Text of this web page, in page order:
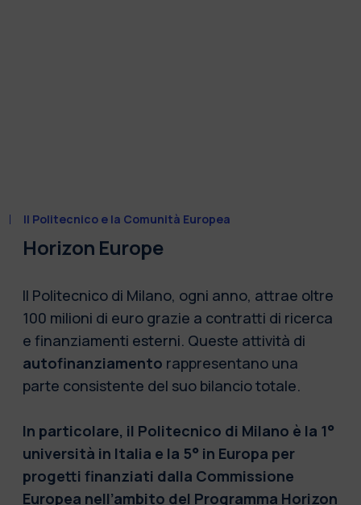
Il Politecnico e la Comunità Europea
Horizon Europe
Il Politecnico di Milano, ogni anno, attrae oltre
100 milioni di euro grazie a contratti di ricerca
e finanziamenti esterni. Queste attività di
autofinanziamento rappresentano una
parte consistente del suo bilancio totale.
In particolare, il Politecnico di Milano è la 1°
università in Italia e la 5° in Europa per
progetti finanziati dalla Commissione
Europea nell’ambito del Programma Horizon